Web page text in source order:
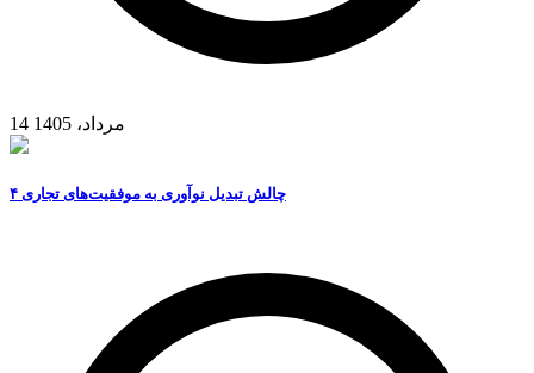
14 مرداد، 1405
۴ چالش تبدیل نوآوری به موفقیت‌های تجاری